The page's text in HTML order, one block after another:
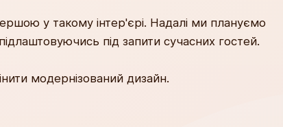
у такому інтер'єрі. Надалі ми плануємо
під запити сучасних гостей.
модернізований дизайн.